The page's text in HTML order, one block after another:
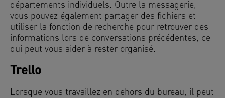
départements individuels. Outre la messagerie,
vous pouvez également partager des fichiers et
utiliser la fonction de recherche pour retrouver des
informations lors de conversations précédentes, ce
qui peut vous aider à rester organisé.
Trello
Lorsque vous travaillez en dehors du bureau, il peut